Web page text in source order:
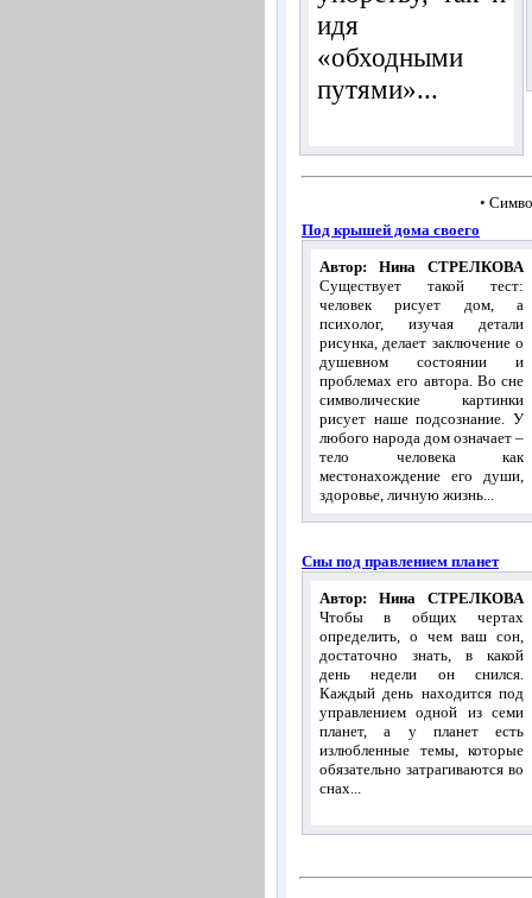
идя
«обходными
путями»...
•
Под крышей дома своего
Автор: Нина СТРЕЛКОВА
Существует такой тест:
человек рисует дом, а
психолог, изучая детали
рисунка, делает заключение о
душевном состоянии и
проблемах его автора. Во сне
символические картинки
рисует наше подсознание. У
любого народа дом означает –
тело человека как
местонахождение его души,
здоровье, личную жизнь...
Сны под правлением планет
Автор: Нина СТРЕЛКОВА
Чтобы в общих чертах
определить, о чем ваш сон,
достаточно знать, в какой
день недели он снился.
Каждый день находится под
управлением одной из семи
планет, а у планет есть
излюбленные темы, которые
обязательно затрагиваются во
снах...